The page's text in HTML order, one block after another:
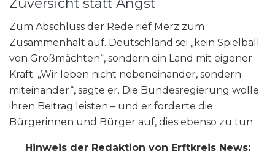
Zum Abschluss der Rede rief Merz zum
Zusammenhalt auf. Deutschland sei „kein Spielball
von Großmächten“, sondern ein Land mit eigener
Kraft. „Wir leben nicht nebeneinander, sondern
miteinander“, sagte er. Die Bundesregierung wolle
ihren Beitrag leisten – und er forderte die
Bürgerinnen und Bürger auf, dies ebenso zu tun.
Hinweis der Redaktion von Erftkreis News: